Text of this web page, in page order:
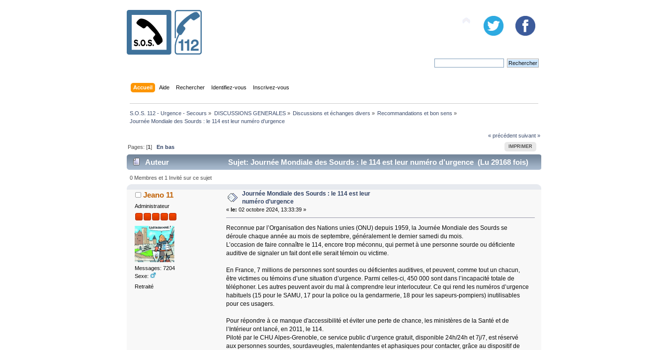
Accueil Aide Rechercher Identifiez-vous Inscrivez-vous
S.O.S. 112 - Urgence - Secours » DISCUSSIONS GENERALES» Discussions et échanges divers » Recommandations et bon sens »
Journée Mondiale des Sourds : le 114 est leur numéro d’urgence
« précédent suivant »
IMPRIMER
Pages: [1]En bas
Auteur Sujet: Journée Mondiale des Sourds : le 114 est leur numéro d’urgence (Lu 29168 fois)
0 Membres et 1 Invité sur ce sujet
Jeano 11
Administrateur
Messages: 7204
Sexe:
Retraité
Journée Mondiale des Sourds : le 114 est leur
numéro d’urgence
« le: 02 octobre 2024, 13:33:39 »
Reconnue par l’Organisation des Nations unies (ONU) depuis 1959, la Journée Mondiale des Sourds se
déroule chaque année au mois de septembre, généralement le dernier samedi du mois.
L’occasion de faire connaître le 114, encore trop méconnu, qui permet à une personne sourde ou déficiente
auditive de signaler un fait dont elle serait témoin ou victime.
En France, 7 millions de personnes sont sourdes ou déficientes auditives, et peuvent, comme tout un chacun,
être victimes ou témoins d’une situation d’urgence. Parmi celles-ci, 450 000 sont dans l’incapacité totale de
téléphoner. Les autres peuvent avoir du mal à comprendre leur interlocuteur. Ce qui rend les numéros d’urgence
habituels (15 pour le SAMU, 17 pour la police ou la gendarmerie, 18 pour les sapeurs-pompiers) inutilisables
pour ces usagers.
Pour répondre à ce manque d'accessibilité et éviter une perte de chance, les ministères de la Santé et de
l’Intérieur ont lancé, en 2011, le 114.
Piloté par le CHU Alpes-Grenoble, ce service public d’urgence gratuit, disponible 24h/24h et 7j/7, est réservé
aux personnes sourdes, sourdaveugles, malentendantes et aphasiques pour contacter, grâce au dispositif de